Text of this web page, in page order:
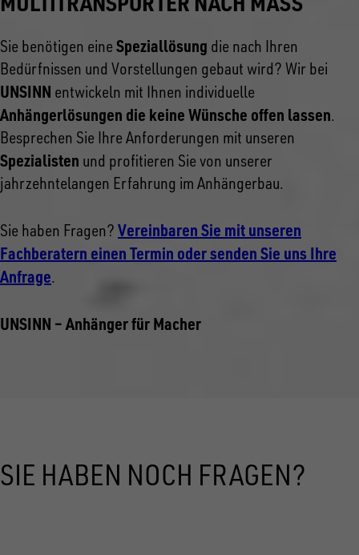
Sie benötigen eine Speziallösung die nach Ihren
Bedürfnissen und Vorstellungen gebaut wird? Wir bei
UNSINN entwickeln mit Ihnen individuelle
Anhängerlösungen die keine Wünsche offen lassen.
Besprechen Sie Ihre Anforderungen mit unseren
Spezialisten und profitieren Sie von unserer
jahrzehntelangen Erfahrung im Anhängerbau.
Sie haben Fragen? Vereinbaren Sie mit unseren
Fachberatern einen Termin oder senden Sie uns Ihre
Anfrage.
UNSINN – Anhänger für Macher
SIE HABEN NOCH FRAGEN?